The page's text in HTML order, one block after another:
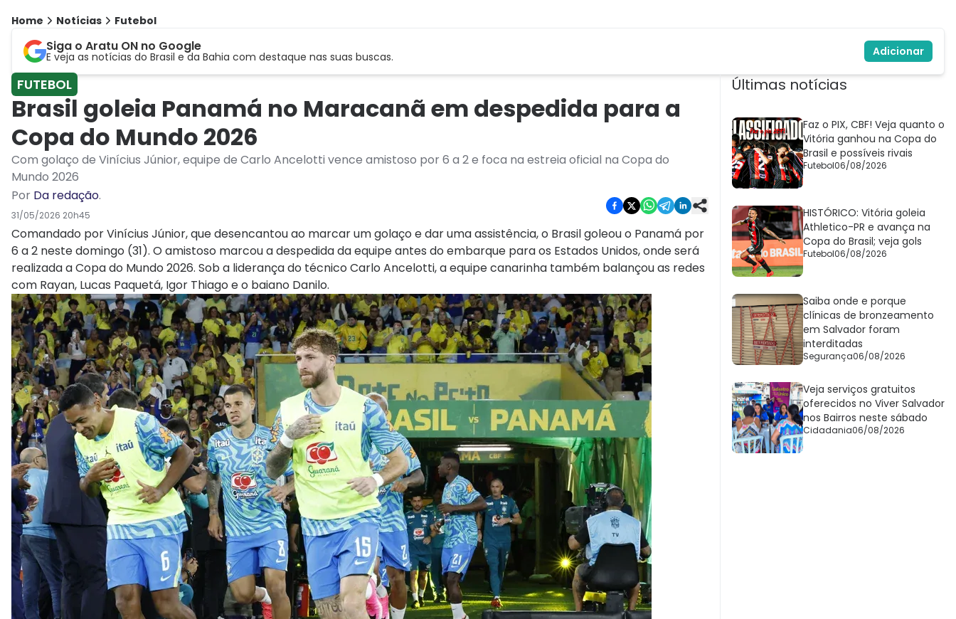
Home Notícias Futebol
Siga o Aratu ON no Google
E veja as notícias do Brasil e da Bahia com destaque nas suas buscas. Adicionar
FUTEBOL
Brasil goleia Panamá no Maracanã em despedida para a
Copa do Mundo 2026
Com golaço de Vinícius Júnior, equipe de Carlo Ancelotti vence amistoso por 6 a 2 e foca na estreia oficial na Copa do
Mundo 2026
Por Da redação.
31/05/2026 20h45
Comandado por Vinícius Júnior, que desencantou ao marcar um golaço e dar uma assistência, o Brasil goleou o Panamá por
6 a 2 neste domingo (31). O amistoso marcou a despedida da equipe antes do embarque para os Estados Unidos, onde será
realizada aCopa do Mundo 2026. Sob a liderança do técnico Carlo Ancelotti, a equipe canarinha também balançou as redes
com Rayan, Lucas Paquetá, Igor Thiago e o baiano Danilo.
Últimas notícias
Faz o PIX, CBF! Veja quanto o
Vitória ganhou na Copa do
Brasil e possíveis rivais
Futebol06/08/2026
HISTÓRICO: Vitória goleia
Athletico-PR e avança na
Copa do Brasil; veja gols
Futebol06/08/2026
Saiba onde e porque
clínicas de bronzeamento
em Salvador foram
interditadas
Segurança06/08/2026
Veja serviços gratuitos
oferecidos no Viver Salvador
nos Bairros neste sábado
Cidadania06/08/2026